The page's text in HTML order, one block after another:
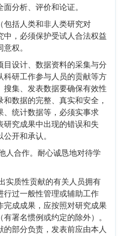
分析、评价和论证。
括人类和非人类研究对
中，必须保护受试人合法权益
权。
设计、数据资料的采集与分
科研工作参与人员的贡献等方
搜集、发表数据要确保有效性
数据的完整、真实和安全，
、统计数据等，必须实事求
研究成果中出现的错误和失
开和承认。
人合作。耐心诚恳地对待学
实质性贡献的有关人员拥有
行过一般性管理或辅助工作
完成成果，应按照对研究成果
署名惯例或约定的除外）。
部分负责，发表前应由本人